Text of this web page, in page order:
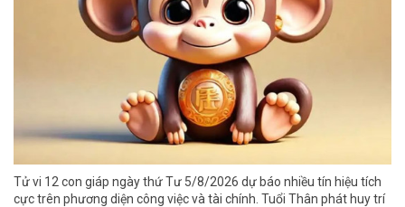
Tử vi 12 con giáp ngày thứ Tư 5/8/2026 dự báo nhiều tín hiệu tích
cực trên phương diện công việc và tài chính. Tuổi Thân phát huy trí